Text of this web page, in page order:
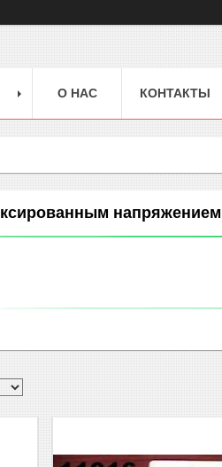
О НАС КОНТАКТЫ
напряжением